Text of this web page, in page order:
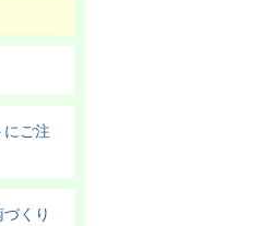
ご注
くり